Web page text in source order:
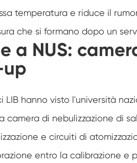
Stoppino umido
temperatura
Camera di
per l'umidità
temperatura e riduce il
che si formano dopo un
a NUS:
hanno visto l'università
camera di nebulizzazione di
e circuiti di
entro la calibrazione e